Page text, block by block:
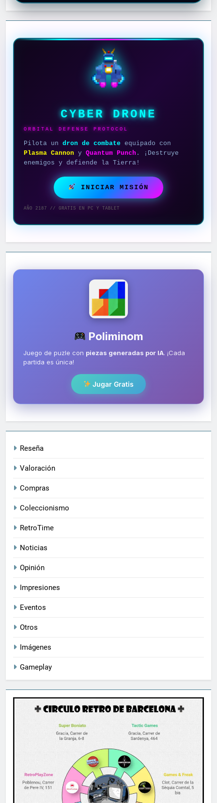
CYBER DRONE
ORBITAL DEFENSE PROTOCOL
Pilota un dron de combate equipado con
Plasma Cannon y Quantum Punch . ¡Destruye
enemigos y defiende la Tierra!
INICIAR MISIÓN
AÑO 2187 // GRATIS EN PC Y TABLET
Poliminom
Juego de puzle con piezas generadas por IA. ¡Cada
partida es única!
Jugar Gratis
Reseña
Valoración
Compras
Coleccionismo
RetroTime
Noticias
Opinión
Impresiones
Eventos
Otros
Imágenes
Gameplay